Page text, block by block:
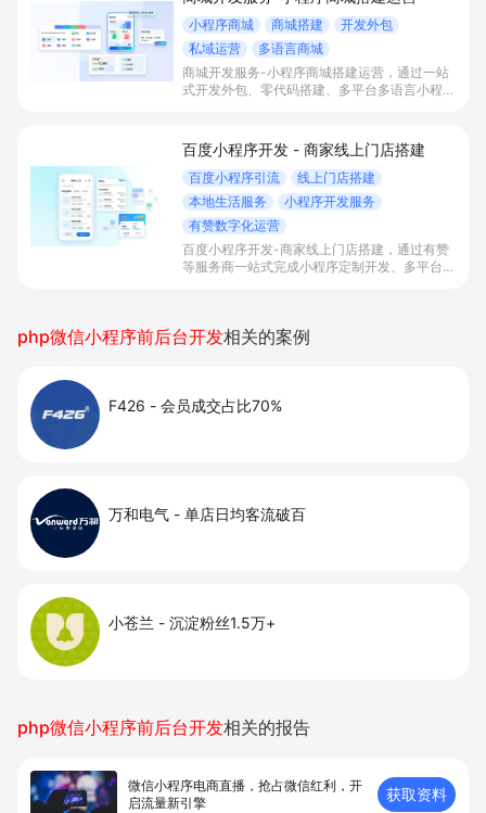
增长。
小程序商城 商城搭建
开发外包
私域运营
多语言商城
商城开发服务-小程序商城搭建运营，通过一站
式开发外包、零代码搭建、多平台多语言小程序
实现低成本获客、提升复购与业绩增长。
百度小程序开发 - 商家线上门店搭建
百度小程序引流
线上门店搭建
本地生活服务
小程序开发服务
有赞数字化运营
百度小程序开发-商家线上门店搭建，通过有赞
等服务商一站式完成小程序定制开发、多平台联
php微信小程序前后台开发相关的案例
F426 - 会员成交占比70%
万和电气 - 单店日均客流破百
小苍兰 - 沉淀粉丝1.5万+
php微信小程序前后台开发相关的报告
微信小程序电商直播，抢占微信红利，开
启流量新引擎
获取资料